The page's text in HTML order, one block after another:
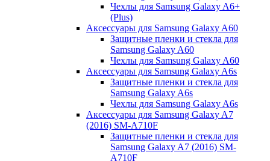
Чехлы для Samsung Galaxy A6+
(Plus)
Аксессуары для Samsung Galaxy A60
Защитные пленки и стекла для
Samsung Galaxy A60
Чехлы для Samsung Galaxy A60
Аксессуары для Samsung Galaxy A6s
Защитные пленки и стекла для
Samsung Galaxy A6s
Чехлы для Samsung Galaxy A6s
Аксессуары для Samsung Galaxy A7
(2016) SM-A710F
Защитные пленки и стекла для
Samsung Galaxy A7 (2016) SM-
A710F